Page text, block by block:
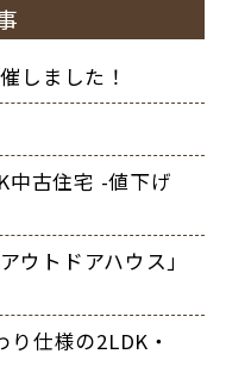
しました！
中古住宅 -値下げ
ウトドアハウス」
り仕様の2LDK・